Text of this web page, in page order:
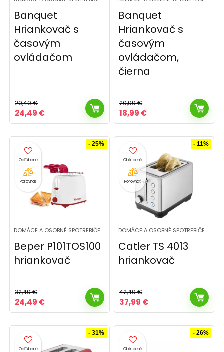
Banquet
Hriankovač s
časovým
ovládačom
29,49€
Pôvodná
cena
24,49 €Aktuálna
cena
Banquet
Hriankovač s
časovým
ovládačom,
čierna
20,99€
Pôvodná
cena
18,99 €Aktuálna
cena
Porovnať
- 25%
DOMÁCE A OSOBNÉ SPOTREBIČE
Beper P101TOS100
hriankovač
32,49€
Pôvodná
cena
24,49 €Aktuálna
cena
Porovnať
- 11%
DOMÁCE A OSOBNÉ SPOTREBIČE
Catler TS 4013
hriankovač
42,49€
Pôvodná
cena
37,99 €Aktuálna
cena
- 31% - 26%